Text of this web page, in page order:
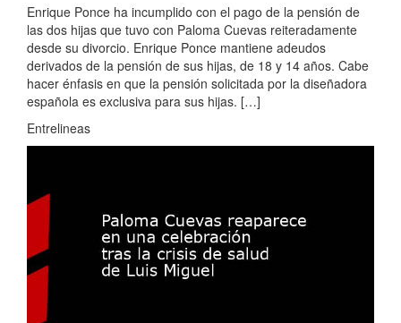
Enrique Ponce ha incumplido con el pago de la pensión de
las dos hijas que tuvo con Paloma Cuevas reiteradamente
desde su divorcio. Enrique Ponce mantiene adeudos
derivados de la pensión de sus hijas, de 18 y 14 años. Cabe
hacer énfasis en que la pensión solicitada por la diseñadora
española es exclusiva para sus hijas. […]
Entrelineas